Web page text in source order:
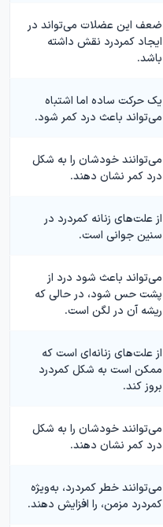
ضعف این عضلات می‌تواند در
ایجاد کمردرد نقش داشته
باشد.
یک حرکت ساده اما اشتباه
می‌تواند باعث درد کمر شود.
می‌توانند خودشان را به شکل
درد کمر نشان دهند.
از علت‌های زنانه کمردرد در
سنین جوانی است.
می‌تواند باعث شود درد از
پشت حس شود، در حالی که
ریشه آن در لگن است.
از علت‌های زنانه‌ای است که
ممکن است به شکل کمردرد
بروز کند.
می‌توانند خودشان را به شکل
درد کمر نشان دهند.
می‌توانند خطر کمردرد، به‌ویژه
کمردرد مزمن، را افزایش دهند.